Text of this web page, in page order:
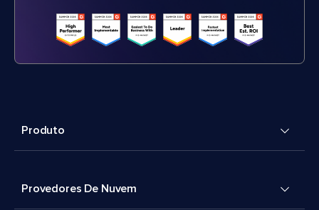
Produto
Provedores De Nuvem